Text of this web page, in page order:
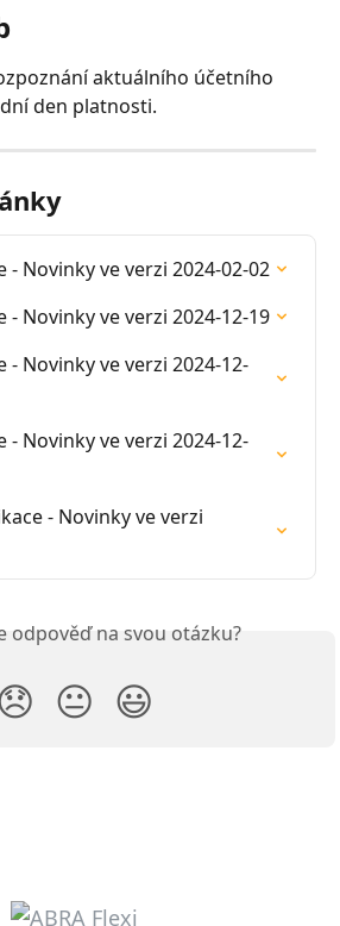
aktuálního účetního
den platnosti.
- Novinky ve verzi 2024-02-02
- Novinky ve verzi 2024-12-19
- Novinky ve verzi 2024-12-
- Novinky ve verzi 2024-12-
- Novinky ve verzi
odpověď na svou otázku?
😐 😃